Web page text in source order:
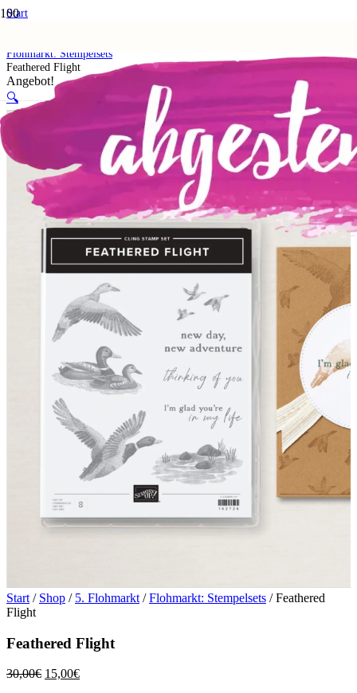
Start
Flohmarkt: Stempelsets
Feathered Flight
Angebot!
🔍
Start / Shop / 5. Flohmarkt /Flohmarkt: Stempelsets / Feathered
Flight
Feathered Flight
30,00€ Ursprünglicher
15,00€Aktueller